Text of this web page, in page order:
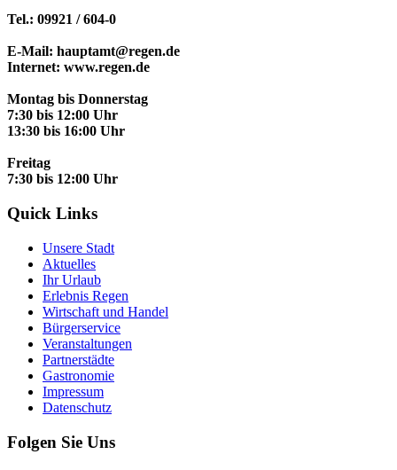
Tel.: 09921 / 604-0
E-Mail: hauptamt@regen.de
Internet: www.regen.de
Montag bis Donnerstag
7:30 bis 12:00 Uhr
13:30 bis 16:00 Uhr
Freitag
7:30 bis 12:00 Uhr
Quick Links
Unsere Stadt
Aktuelles
Ihr Urlaub
Erlebnis Regen
Wirtschaft und Handel
Bürgerservice
Veranstaltungen
Partnerstädte
Gastronomie
Impressum
Datenschutz
Folgen Sie Uns